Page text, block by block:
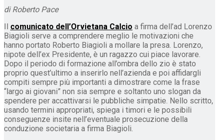
di Roberto Pace
Il comunicato dell’Orvietana Calcio a firma dell’ad Lorenzo
Biagioli serve a comprendere meglio le motivazioni che
hanno portato Roberto Biagioli a mollare la presa. Lorenzo,
nipote dell’ex Presidente, è un ragazzo cui piace lavorare.
Dopo il periodo di formazione all’ombra dello zio è stato
proprio quest’ultimo a inserirlo nell’azienda e poi affidargli
compiti sempre più importanti a dimostrare come la frase
“largo ai giovani” non sia sempre e soltanto uno slogan da
spendere per accattivarsi le pubbliche simpatie. Nello scritto,
usando termini appropriati, spiega i timori e le possibili
conseguenze insite nell’eventuale prosecuzione della
conduzione societaria a firma Biagioli.